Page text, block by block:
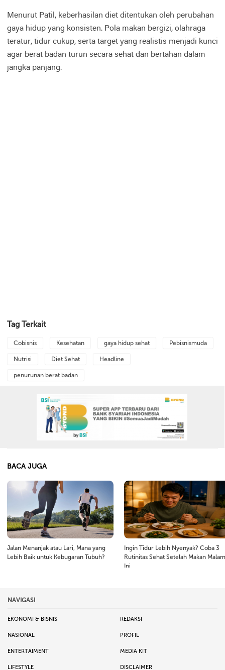
Menurut Patil, keberhasilan diet ditentukan oleh perubahan
gaya hidup yang konsisten. Pola makan bergizi, olahraga
teratur, tidur cukup, serta target yang realistis menjadi kunci
agar berat badan turun secara sehat dan bertahan dalam
jangka panjang.
Tag Terkait
Cobisnis Kesehatan gaya hidup sehat Pebisnismuda
Nutrisi Diet Sehat Headline
penurunan berat badan
BACA JUGA
Jalan Menanjak atau Lari, Mana yang
Lebih Baik untuk Kebugaran Tubuh?
Ingin Tidur Lebih Nyenyak? Coba 3
Rutinitas Sehat Setelah Makan Malam
Ini
NAVIGASI
EKONOMI & BISNIS REDAKSI
NASIONAL PROFIL
ENTERTAIMENT MEDIA KIT
LIFESTYLE DISCLAIMER